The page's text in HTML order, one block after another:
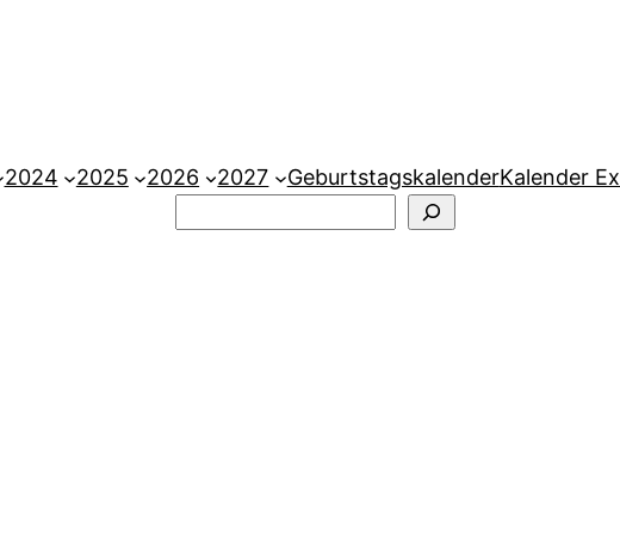
2024 2025 2026 2027 GeburtstagskalenderKalender